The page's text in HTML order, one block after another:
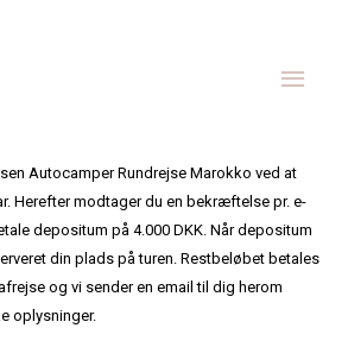
Autocamper Rundrejse Marokko ved at
Herefter modtager du en bekræftelse pr. e-
depositum på 4.000 DKK. Når depositum
din plads på turen. Restbeløbet betales
og vi sender en email til dig herom
oplysninger.